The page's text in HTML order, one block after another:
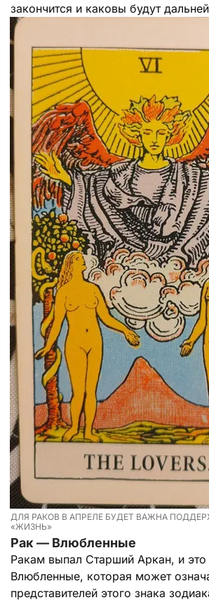
закончится и каковы будут
ДЛЯ РАКОВ В АПРЕЛЕ БУДЕТ ВАЖНА
«ЖИЗНЬ»
Рак — Влюбленные
Ракам выпал Старший Аркан, и это
Влюбленные, которая может
представителей этого знака